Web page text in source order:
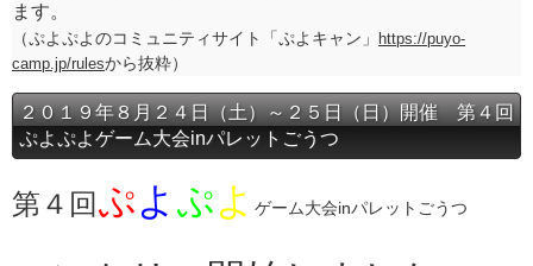
ます。
（ぷよぷよのコミュニティサイト「ぷよキャン」
https://puyo-
camp.jp/rulesから抜粋）
２０１９年８月２４日（土）～２５日（日）開催 第４回
ぷよぷよゲーム大会inパレットごうつ
第４回ぷよ ぷよ ゲーム大会inパレットごうつ